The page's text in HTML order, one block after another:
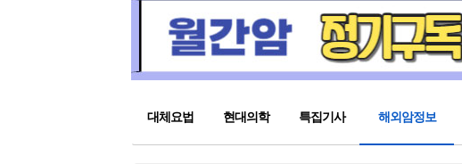
대체요법 현대의학 특집기사 해외암정보